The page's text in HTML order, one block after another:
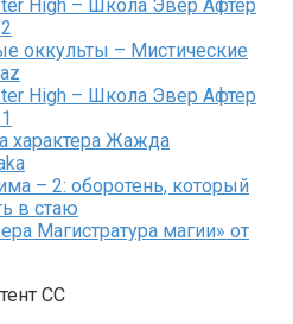
High – Школа Эвер Афтер
оккульты – Мистические
High – Школа Эвер Афтер
характера Жажда
– 2: оборотень, который
в стаю
Магистратура магии» от
СС